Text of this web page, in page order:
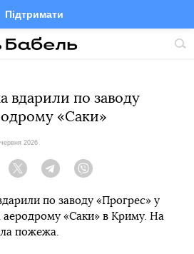
Підтримати
TelegramTwitter
вдарили по заводу
«Саки»
2026
Twitter Telegram
по заводу «Прогрес» у
аеродрому «Саки» в Криму. На
пожежа.